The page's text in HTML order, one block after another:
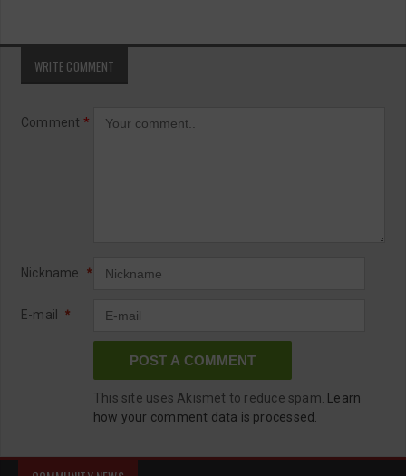
WRITE COMMENT
Comment *
Nickname *
E-mail *
This site uses Akismet to reduce spam.
Learn
how your comment data is processed.